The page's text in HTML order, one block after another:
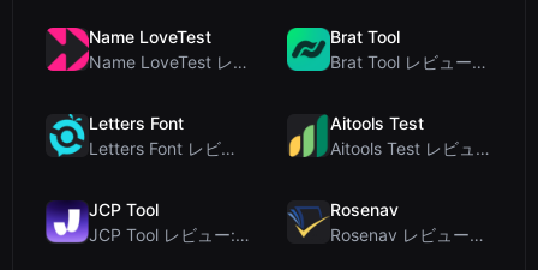
Name LoveTest
Name LoveTest レビュー：プライバシー重視で画像を共有できる恋愛相性計算ツール
Brat Tool
Brat Tool レビュー：無料のCharli XCX風Bratテキスト生成ツール
Letters Font
Letters Font レビュー：Instagramなどで使える無料Unicodeフォントジェネレ...
Aitools Test
Aitools Test レビュー：無料ブラウザベースのAI検出器、トークンカウンター、コスト見積も...
JCP Tool
JCP Tool レビュー: JSON、CSV、YAML、XML対応の無料クライアントサイドデータ変...
Rosenav
Rosenav レビュー：無料オンラインコサイン類似度チェッカー＆テキスト差分ツール